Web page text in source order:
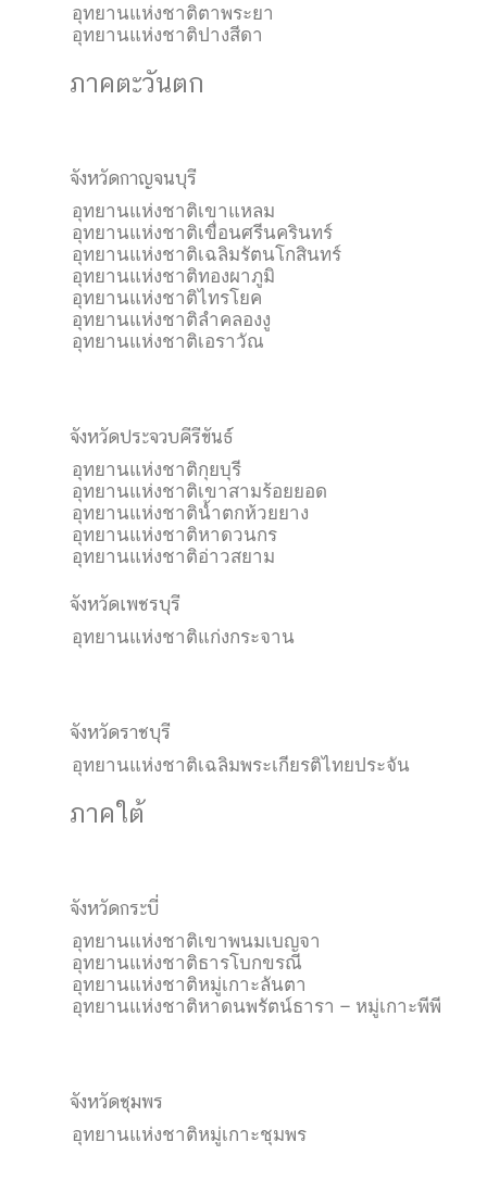
อุทยานแห่งชาติตาพระยา
อุทยานแห่งชาติปางสีดา
ภาคตะวันตก
จังหวัดกาญจนบุรี
อุทยานแห่งชาติเขาแหลม
อุทยานแห่งชาติเขื่อนศรีนครินทร์
อุทยานแห่งชาติเฉลิมรัตนโกสินทร์
อุทยานแห่งชาติทองผาภูมิ
อุทยานแห่งชาติไทรโยค
อุทยานแห่งชาติลำคลองงู
อุทยานแห่งชาติเอราวัณ
จังหวัดประจวบคีรีขันธ์
อุทยานแห่งชาติกุยบุรี
อุทยานแห่งชาติเขาสามร้อยยอด
อุทยานแห่งชาติน้ำตกห้วยยาง
อุทยานแห่งชาติหาดวนกร
อุทยานแห่งชาติอ่าวสยาม
จังหวัดเพชรบุรี
อุทยานแห่งชาติแก่งกระจาน
จังหวัดราชบุรี
อุทยานแห่งชาติเฉลิมพระเกียรติไทยประจัน
ภาคใต้
จังหวัดกระบี่
อุทยานแห่งชาติเขาพนมเบญจา
อุทยานแห่งชาติธารโบกขรณี
อุทยานแห่งชาติหมู่เกาะลันตา
อุทยานแห่งชาติหาดนพรัตน์ธารา – หมู่เกาะพีพี
จังหวัดชุมพร
อุทยานแห่งชาติหมู่เกาะชุมพร